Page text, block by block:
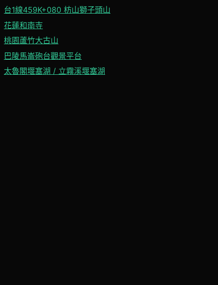
台1線459K+080 枋山獅子頭山
花蓮和南寺
桃園蘆竹大古山
巴陵馬崙砲台觀景平台
太魯閣堰塞湖 / 立霧溪堰塞湖